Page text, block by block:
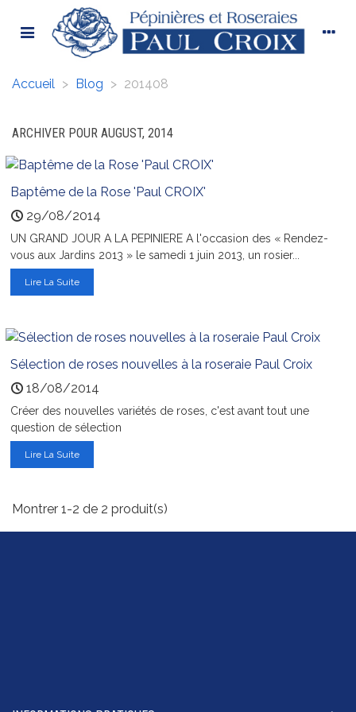
Accueil > Blog > 201408
ARCHIVER POUR AUGUST, 2014
Baptême de la Rose 'Paul CROIX'
29/08/2014
UN GRAND JOUR A LA PEPINIERE A l'occasion des « Rendez-
vous aux Jardins 2013 » le samedi 1 juin 2013, un rosier...
Lire La Suite
Sélection de roses nouvelles à la roseraie Paul Croix
18/08/2014
Créer des nouvelles variétés de roses, c'est avant tout une
question de sélection
Lire La Suite
Montrer 1-2 de 2 produit(s)